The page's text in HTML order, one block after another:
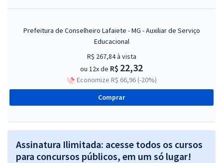
Prefeitura de Conselheiro Lafaiete - MG - Auxiliar de Serviço
Educacional
R$ 267,84à vista
ou 12x de R$ 22,32
Economize R$ 66,96 (-20%)
Comprar
Assinatura Ilimitada: acesse todos os cursos
para concursos públicos, em um só lugar!